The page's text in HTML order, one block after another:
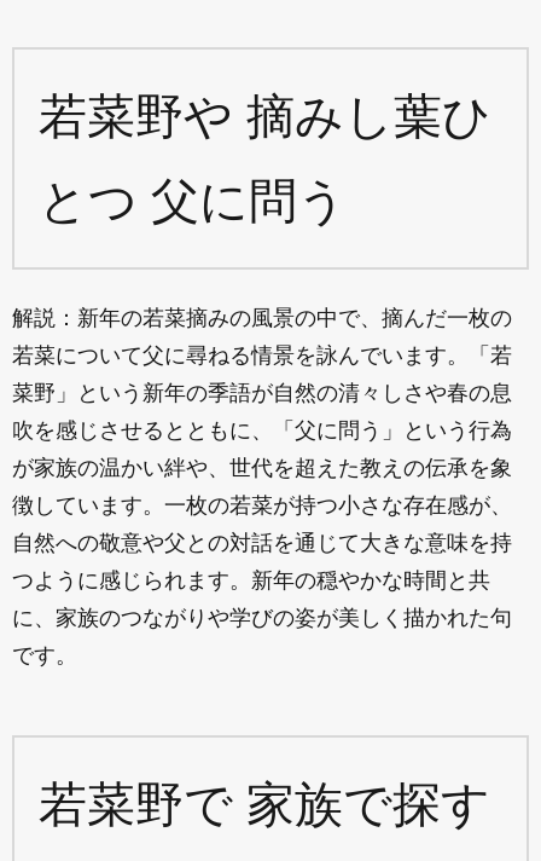
若菜野や 摘みし葉ひ
とつ 父に問う
解説：新年の若菜摘みの風景の中で、摘んだ一枚の
若菜について父に尋ねる情景を詠んでいます。「若
菜野」という新年の季語が自然の清々しさや春の息
吹を感じさせるとともに、「父に問う」という行為
が家族の温かい絆や、世代を超えた教えの伝承を象
徴しています。一枚の若菜が持つ小さな存在感が、
自然への敬意や父との対話を通じて大きな意味を持
つように感じられます。新年の穏やかな時間と共
に、家族のつながりや学びの姿が美しく描かれた句
です。
若菜野で 家族で探す